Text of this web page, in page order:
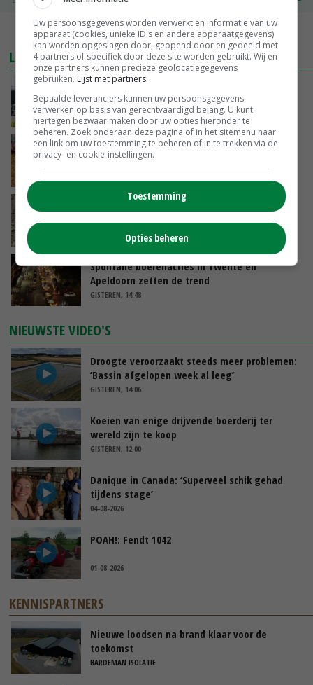
MEER MARKTPRIJZEN
LAATSTE NIEUWS
Gemiddelde Europese melkprijs daalt licht in
juni
GISTEREN, 17:04
Frans onderzoekcentrum bestrijkt hele
varkensvleesketen
Emmeloord noteert eerste zaaiuien op
maximaal 20 euro
GISTEREN, 14:59
Spontane boerenacties in Twente en
Apeldoorn zetten de trend
GISTEREN, 14:48
NIEUWSTE VIDEO'S
Droogte veroorzaakt steeds meer problemen:
‘Bassin afgelopen week al leeg’
GISTEREN, 14:06
Koeien van enige drijvende boerderij ter
wereld zijn te koop
GISTEREN, 12:00
Danique in Canada: ‘Superveel schik gehad
tijdens stage’
04-08-2026
POAH!: Fendt 1042
01-08-2026
KENNISPARTNERS
Nieuwe loodsen na brand klaar voor de
toekomst
HARDEMAN ISOLATIE
Uw persoonsgegevens worden verwerkt en informatie van uw
apparaat (cookies, unieke ID's en andere apparaatgegevens)
kan worden opgeslagen door, geopend door en gedeeld met
4 partners of specifiek door deze site worden gebruikt. Wij en
onze partners kunnen precieze geolocatiegegevens
gebruiken. Lijst met partners.
Bepaalde leveranciers kunnen uw persoonsgegevens
verwerken op basis van gerechtvaardigd belang. U kunt
hiertegen bezwaar maken door uw opties hieronder te
beheren. Zoek onderaan deze pagina of in het sitemenu naar
een link om uw toestemming te beheren of in te trekken via de
privacy- en cookie-instellingen.
Toestemming
Opties beheren